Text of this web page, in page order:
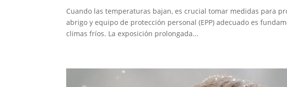
Cuando las temperaturas bajan, es crucial tomar medidas para
abrigo y equipo de protección personal (EPP) adecuado es
climas fríos. La exposición prolongada...